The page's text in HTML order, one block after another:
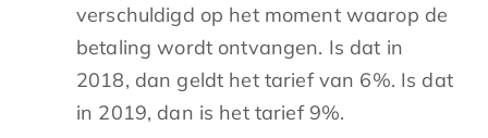
verschuldigd op het moment waarop de
betaling wordt ontvangen. Is dat in
2018, dan geldt het tarief van 6%. Is dat
in 2019, dan is het tarief 9%.